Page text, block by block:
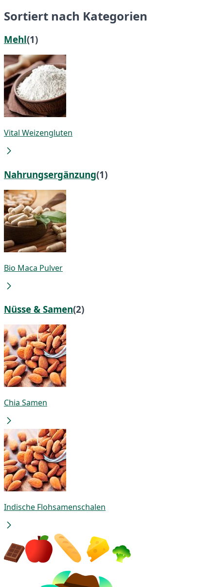
Sortiert nach Kategorien
Mehl(1)
Vital Weizengluten
Nahrungsergänzung(1)
Bio Maca Pulver
Nüsse & Samen(2)
Chia Samen
Indische Flohsamenschalen